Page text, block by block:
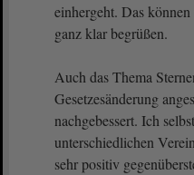
einhergeht. Das
ganz klar begrüßen.
Auch das Thema
Gesetzesänderung
nachgebessert. Ich
unterschiedlichen
sehr positiv